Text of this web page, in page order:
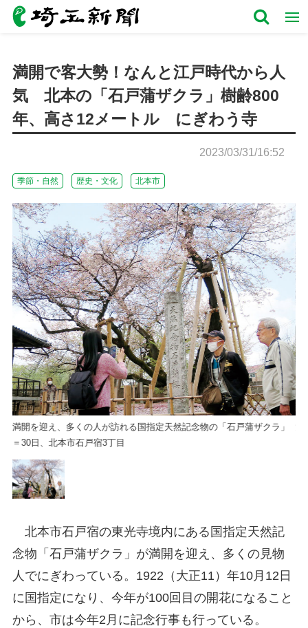
満開で客大勢！なんと江戸時代から人
気 北本の「石戸蒲ザクラ」樹齢800
年、高さ12メートル にぎわう寺
2023/03/31/16:52
季節・自然 歴史・文化 北本市
満開を迎え、多くの人が訪れる国指定天然記念物の「石戸蒲ザクラ」
＝30日、北本市石戸宿3丁目
北本市石戸宿の東光寺境内にある国指定天然記
念物「石戸蒲ザクラ」が満開を迎え、多くの見物
人でにぎわっている。1922（大正11）年10月12日
に国指定になり、今年が100回目の開花になること
から、市は今年2月に記念行事も行っている。